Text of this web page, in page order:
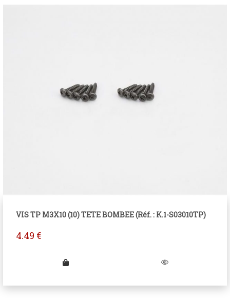
VIS TP M3X10 (10) TETE BOMBEE (Réf. : K.1-S03010TP)
4.49 €